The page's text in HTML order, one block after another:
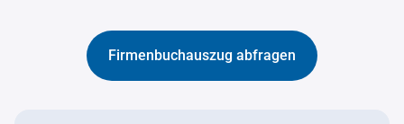
Firmenbuchauszug abfragen